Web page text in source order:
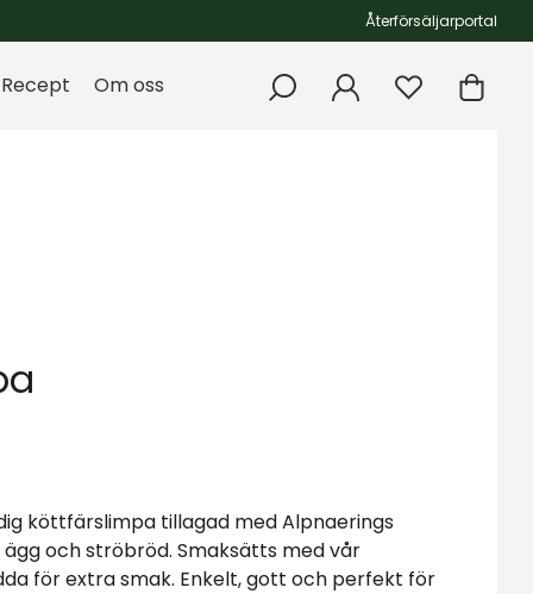
Återförsäljarportal
Recept Om oss
köttfärslimpa tillagad med Alpnaerings
och ströbröd. Smaksätts med vår
för extra smak. Enkelt, gott och perfekt för